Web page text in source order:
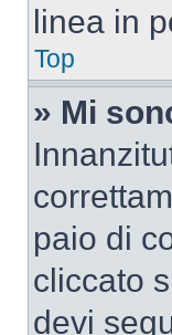
linea in
Top
» Mi
paio di
cliccato
devi